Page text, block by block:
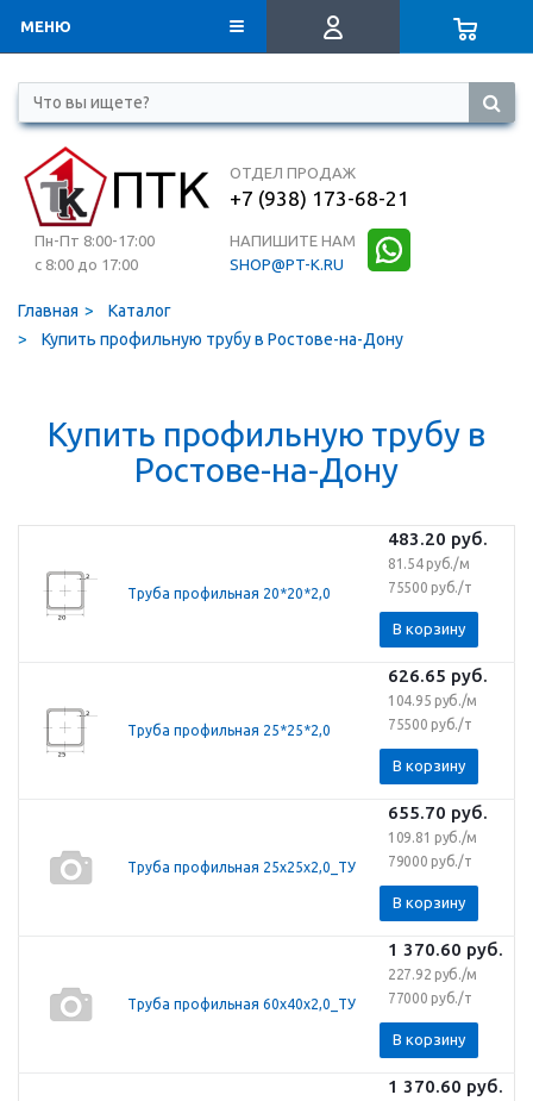
ОТДЕЛ ПРОДАЖ
+7 (938) 173-68-21
Пн-Пт 8:00-17:00
с 8:00 до 17:00
НАПИШИТЕ НАМ
SHOP@PT-K.RU
МЕНЮ
Главная
Каталог
Купить профильную трубу в Ростове-на-Дону
Купить профильную трубу в
Ростове-на-Дону
Труба профильная 20*20*2,0
483.20 руб.
81.54 руб./м
75500 руб./т
В корзину
Труба профильная 25*25*2,0
626.65 руб.
104.95 руб./м
75500 руб./т
В корзину
Труба профильная 25х25х2,0_ТУ
655.70 руб.
109.81 руб./м
79000 руб./т
В корзину
Труба профильная 60х40х2,0_ТУ
1 370.60 руб.
227.92 руб./м
77000 руб./т
В корзину
1 370.60 руб.